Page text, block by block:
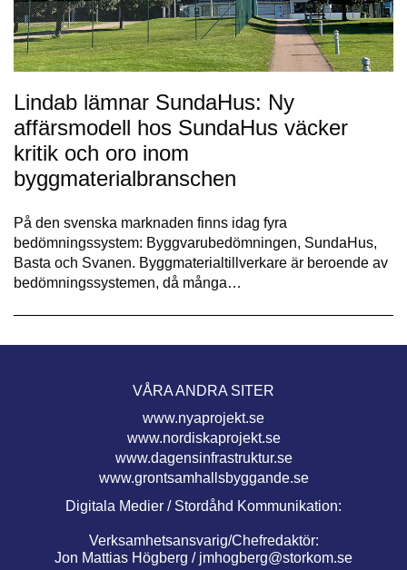
Lindab lämnar SundaHus: Ny
affärsmodell hos SundaHus väcker
kritik och oro inom
byggmaterialbranschen
På den svenska marknaden finns idag fyra
bedömningssystem: Byggvarubedömningen, SundaHus,
Basta och Svanen. Byggmaterialtillverkare är beroende av
bedömningssystemen, då många…
VÅRA ANDRA SITER
www.nyaprojekt.se
www.nordiskaprojekt.se
www.dagensinfrastruktur.se
www.grontsamhallsbyggande.se
Digitala Medier / Stordåhd Kommunikation:
Verksamhetsansvarig/Chefredaktör:
Jon Mattias Högberg / jmhogberg@storkom.se